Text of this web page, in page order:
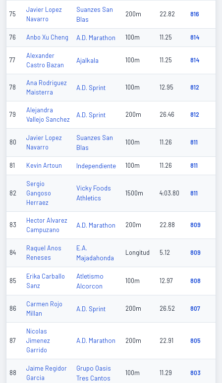
75
Javier Lopez
Navarro
Suanzes San
Blas
200m 22.82 816
76 Anbo Xu Cheng A.D. Marathon 100m 11.25 814
77
Alexander
Castro Bazan
Ajalkala 100m 11.25 814
78
Ana Rodriguez
Maisterra
A.D. Sprint 100m 12.95 812
79
Alejandra
Vallejo Sanchez
A.D. Sprint 200m 26.46 812
80
Javier Lopez
Navarro
Suanzes San
Blas
100m 11.26 811
81 Kevin Artoun Independiente 100m 11.26 811
82
Sergio
Gangoso
Herraez
Vicky Foods
Athletics
1500m 4:03.80 811
83
Hector Alvarez
Campuzano
A.D. Marathon 200m 22.88 809
84
Raquel Anos
Reneses
E.A.
Majadahonda
Longitud 5.12 809
85
Erika Carballo
Sanz
Atletismo
Alcorcon
100m 12.97 808
86
Carmen Rojo
Millan
A.D. Sprint 200m 26.52 807
87
Nicolas
Jimenez
Garrido
A.D. Marathon 200m 22.91 805
88
Jaime Regidor
Garcia
Grupo Oasis
Tres Cantos
100m 11.29 803